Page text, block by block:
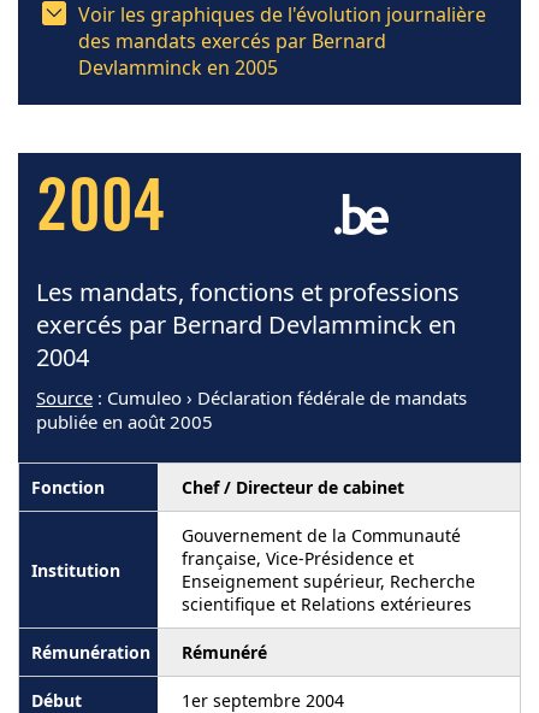
Voir les graphiques de l'évolution journalière
des mandats exercés par Bernard
Devlamminck en 2005
2004
Les mandats, fonctions et professions
exercés par Bernard Devlamminck en
2004
Source : Cumuleo › Déclaration fédérale de mandats
publiée en août 2005
Chef / Directeur de cabinet
Gouvernement de la Communauté
française, Vice-Présidence et
Enseignement supérieur, Recherche
scientifique et Relations extérieures
Rémunéré
1er septembre 2004